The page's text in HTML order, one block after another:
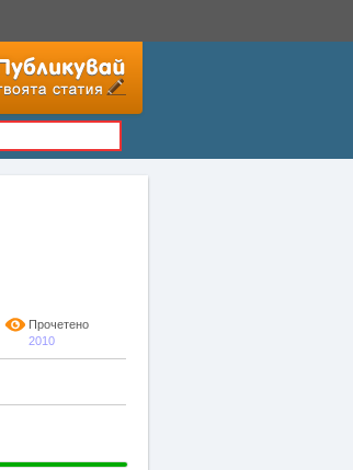
Прочетено
2010